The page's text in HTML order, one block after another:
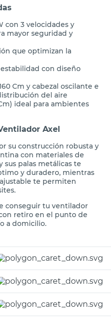
con 3 velocidades y
mayor seguridad y
que optimizan la
con diseño
Cm y cabezal oscilante e
del aire
ideal para ambientes
Axel
su construcción robusta y
con materiales de
sus palas metálicas te
y duradero, mientras
te permiten
conseguir tu ventilador
retiro en el punto de
a domicilio.